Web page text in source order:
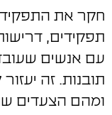
חקר את
תפקידים,
עם אנשים
תובנות. זה
ומהם הצעדים